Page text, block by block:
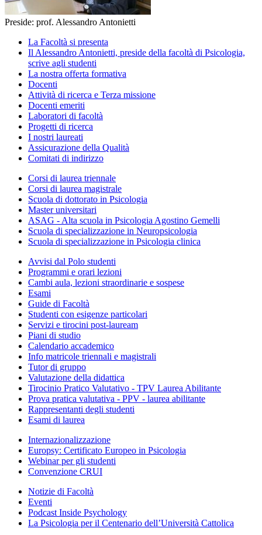
Preside: prof. Alessandro Antonietti
La Facoltà si presenta
Il Alessandro Antonietti, preside della facoltà di Psicologia,
scrive agli studenti
La nostra offerta formativa
Docenti
Attività di ricerca e Terza missione
Docenti emeriti
Laboratori di facoltà
Progetti di ricerca
I nostri laureati
Assicurazione della Qualità
Comitati di indirizzo
Corsi di laurea triennale
Corsi di laurea magistrale
Scuola di dottorato in Psicologia
Master universitari
ASAG - Alta scuola in Psicologia Agostino Gemelli
Scuola di specializzazione in Neuropsicologia
Scuola di specializzazione in Psicologia clinica
Avvisi dal Polo studenti
Programmi e orari lezioni
Cambi aula, lezioni straordinarie e sospese
Esami
Guide di Facoltà
Studenti con esigenze particolari
Servizi e tirocini post-lauream
Piani di studio
Calendario accademico
Info matricole triennali e magistrali
Tutor di gruppo
Valutazione della didattica
Tirocinio Pratico Valutativo - TPV Laurea Abilitante
Prova pratica valutativa - PPV - laurea abilitante
Rappresentanti degli studenti
Esami di laurea
Internazionalizzazione
Europsy: Certificato Europeo in Psicologia
Webinar per gli studenti
Convenzione CRUI
Notizie di Facoltà
Eventi
Podcast Inside Psychology
La Psicologia per il Centenario dell’Università Cattolica